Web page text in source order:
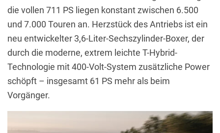
die vollen 711 PS liegen konstant zwischen 6.500
und 7.000 Touren an. Herzstück des Antriebs ist ein
neu entwickelter 3,6-Liter-Sechszylinder-Boxer, der
durch die moderne, extrem leichte T-Hybrid-
Technologie mit 400-Volt-System zusätzliche Power
schöpft – insgesamt 61 PS mehr als beim
Vorgänger.